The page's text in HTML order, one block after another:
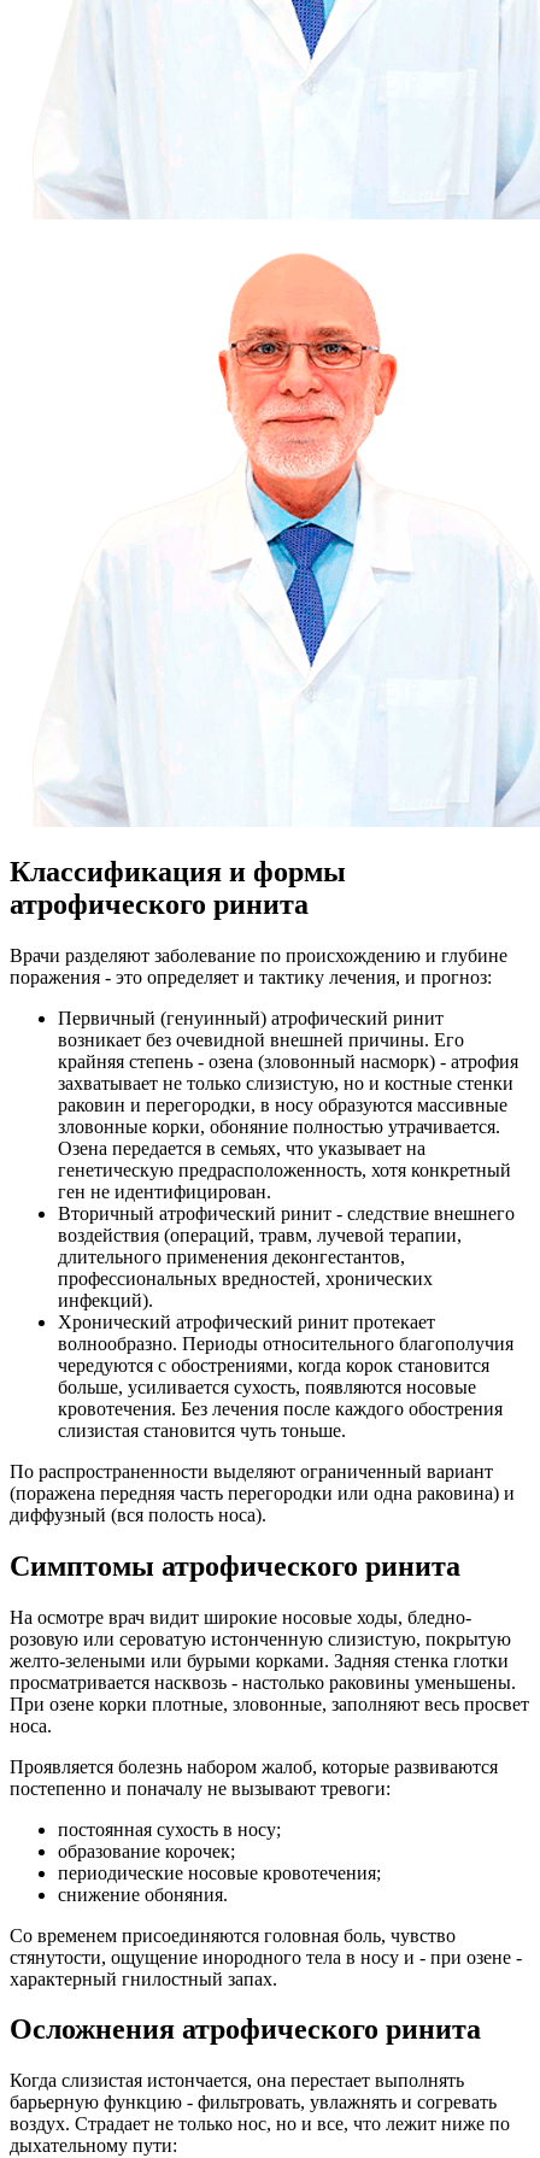
Классификация и формы
атрофического ринита
Врачи разделяют заболевание по происхождению и глубине
поражения - это определяет и тактику лечения, и прогноз:
Первичный (генуинный) атрофический ринит
возникает без очевидной внешней причины. Его
крайняя степень - озена (зловонный насморк) - атрофия
захватывает не только слизистую, но и костные стенки
раковин и перегородки, в носу образуются массивные
зловонные корки, обоняние полностью утрачивается.
Озена передается в семьях, что указывает на
генетическую предрасположенность, хотя конкретный
ген не идентифицирован.
Вторичный атрофический ринит - следствие внешнего
воздействия (операций, травм, лучевой терапии,
длительного применения деконгестантов,
профессиональных вредностей, хронических
инфекций).
Хронический атрофический ринит протекает
волнообразно. Периоды относительного благополучия
чередуются с обострениями, когда корок становится
больше, усиливается сухость, появляются носовые
кровотечения. Без лечения после каждого обострения
слизистая становится чуть тоньше.
По распространенности выделяют ограниченный вариант
(поражена передняя часть перегородки или одна раковина) и
диффузный (вся полость носа).
Симптомы атрофического ринита
На осмотре врач видит широкие носовые ходы, бледно-
розовую или сероватую истонченную слизистую, покрытую
желто-зелеными или бурыми корками. Задняя стенка глотки
просматривается насквозь - настолько раковины уменьшены.
При озене корки плотные, зловонные, заполняют весь просвет
носа.
Проявляется болезнь набором жалоб, которые развиваются
постепенно и поначалу не вызывают тревоги:
постоянная сухость в носу;
образование корочек;
периодические носовые кровотечения;
снижение обоняния.
Со временем присоединяются головная боль, чувство
стянутости, ощущение инородного тела в носу и - при озене -
характерный гнилостный запах.
Осложнения атрофического ринита
Когда слизистая истончается, она перестает выполнять
барьерную функцию - фильтровать, увлажнять и согревать
воздух. Страдает не только нос, но и все, что лежит ниже по
дыхательному пути: